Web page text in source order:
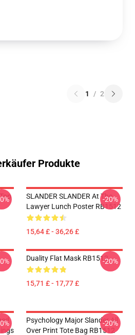
1 / 2
Produkte
SLANDER SLANDER At The
Lawyer Lunch Poster RB1512
15,64 £ - 36,26 £
-20%
Duality Flat Mask RB1512
15,71 £ - 17,77 £
-20%
Psychology Major Slander All
Over Print Tote Bag RB1512
-20%